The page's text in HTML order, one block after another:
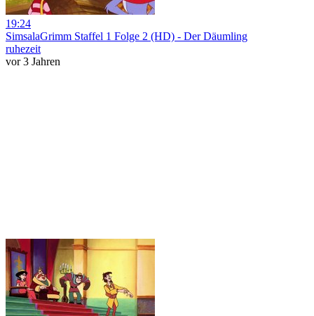
19:24
SimsalaGrimm Staffel 1 Folge 2 (HD) - Der Däumling
ruhezeit
vor 3 Jahren